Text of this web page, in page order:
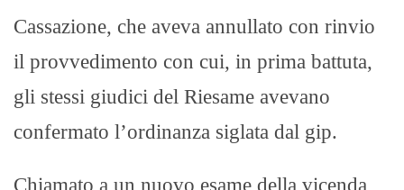
Cassazione, che aveva annullato con rinvio
il provvedimento con cui, in prima battuta,
gli stessi giudici del Riesame avevano
confermato l’ordinanza siglata dal gip.
Chiamato a un nuovo esame della vicenda